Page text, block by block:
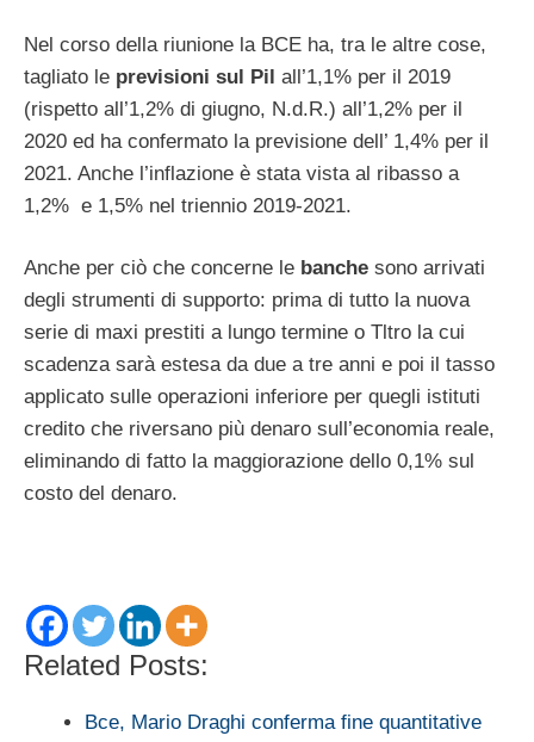
Nel corso della riunione la BCE ha, tra le altre cose,
tagliato le previsioni sul Pil all’1,1% per il 2019
(rispetto all’1,2% di giugno, N.d.R.) all’1,2% per il
2020 ed ha confermato la previsione dell’ 1,4% per il
2021. Anche l’inflazione è stata vista al ribasso a
1,2% e 1,5% nel triennio 2019-2021.
Anche per ciò che concerne le banche sono arrivati
degli strumenti di supporto: prima di tutto la nuova
serie di maxi prestiti a lungo termine o Tltro la cui
scadenza sarà estesa da due a tre anni e poi il tasso
applicato sulle operazioni inferiore per quegli istituti
credito che riversano più denaro sull’economia reale,
eliminando di fatto la maggiorazione dello 0,1% sul
costo del denaro.
Related Posts:
Bce, Mario Draghi conferma fine quantitative